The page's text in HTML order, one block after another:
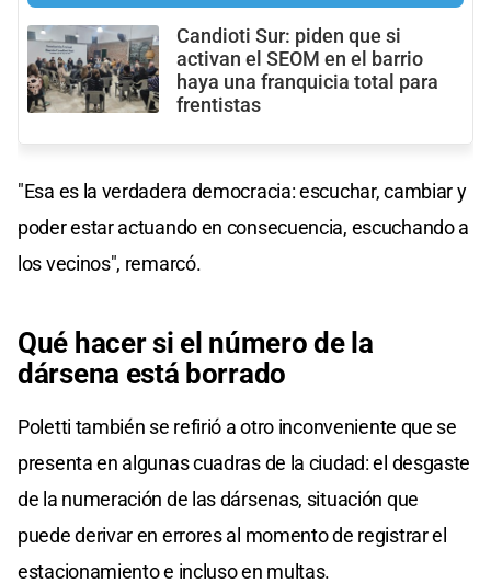
Candioti Sur: piden que si
activan el SEOM en el barrio
haya una franquicia total para
frentistas
"Esa es la verdadera democracia: escuchar, cambiar y
poder estar actuando en consecuencia, escuchando a
los vecinos", remarcó.
Qué hacer si el número de la
dársena está borrado
Poletti también se refirió a otro inconveniente que se
presenta en algunas cuadras de la ciudad: el desgaste
de la numeración de las dársenas, situación que
puede derivar en errores al momento de registrar el
estacionamiento e incluso en multas.